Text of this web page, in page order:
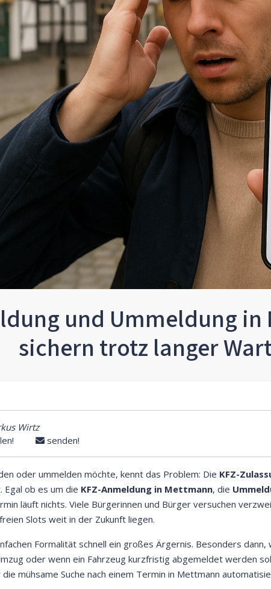
und Ummeldung
sichern trotz langer
Wirtz
senden!
oder ummelden möchte, kennt das Problem: Die KFZ-
Egal ob es um die KFZ-Anmeldung in Mettmann, die
läuft nichts. Viele Bürgerinnen und Bürger versuchen
Slots weit in der Zukunft liegen.
Formalität schnell ein großes Ärgernis. Besonders
oder wenn ein Fahrzeug kurzfristig abgemeldet werden
die mühsame Suche nach einem Termin in Mettmann